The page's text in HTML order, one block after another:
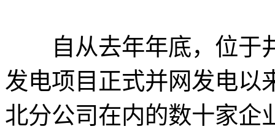
自从去年年底，位于
发电项目正式并网发电以
北分公司在内的数十家企